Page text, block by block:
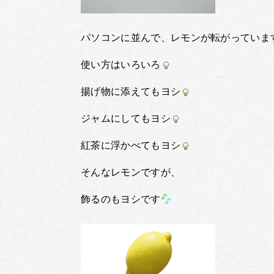
パソコンに並んで、レモンが転がっていま
使い方はいろいろ
揚げ物に添えてもヨシ
ジャムにしてもヨシ
紅茶に浮かべてもヨシ
そんなレモンですが、
飾るのもヨシです